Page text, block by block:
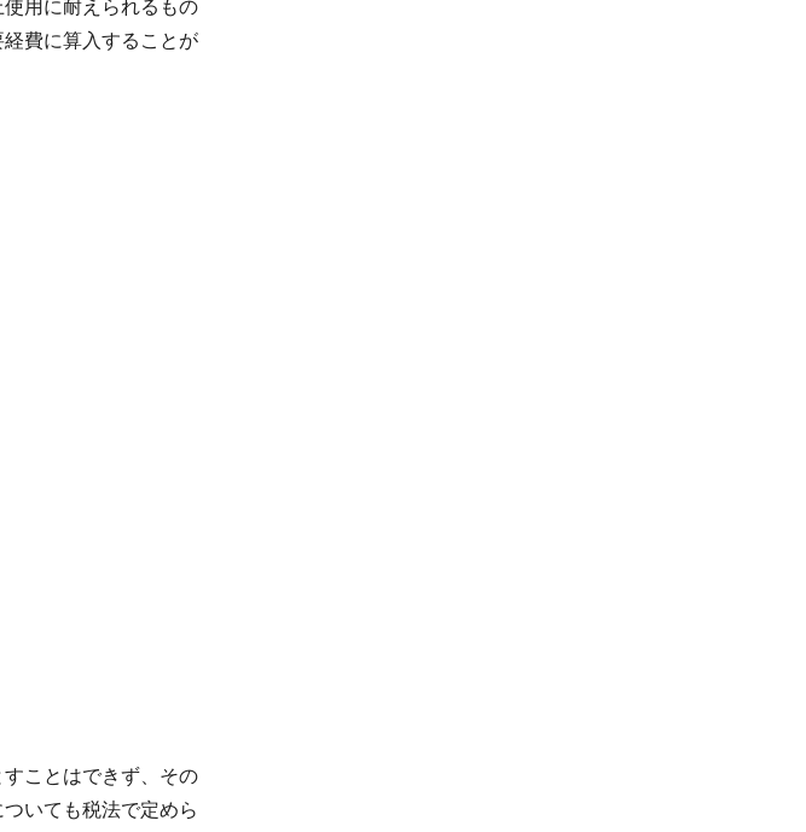
用に耐えられるもの
費に算入することが
ことはできず、その
いても税法で定めら